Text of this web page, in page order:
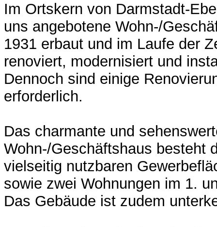
Im Ortskern von Darmstadt-
uns angebotene Wohn-/
1931 erbaut und im Laufe der
renoviert, modernisiert und
Dennoch sind einige
erforderlich.
Das charmante und
Wohn-/Geschäftshaus besteht
vielseitig nutzbaren
sowie zwei Wohnungen im 1.
Das Gebäude ist zudem